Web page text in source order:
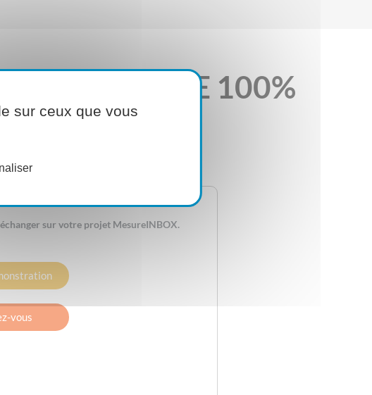
métier HSE 100%
sur votre projet MesureINBOX.
vous
sur ceux que vous